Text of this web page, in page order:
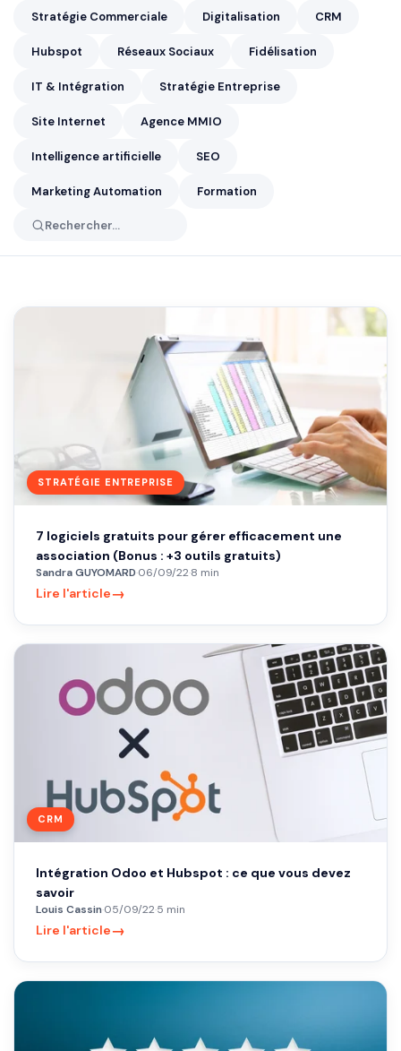
Stratégie Commerciale Digitalisation CRM
Hubspot Réseaux Sociaux Fidélisation
IT & Intégration Stratégie Entreprise
Site Internet Agence MMIO
Intelligence artificielle SEO
Marketing Automation Formation
Rechercher
STRATÉGIE ENTREPRISE
7 logiciels gratuits pour gérer efficacement une
association (Bonus : +3 outils gratuits)
Sandra GUYOMARD·06/09/22·8 min
Lire l'article→
CRM
Intégration Odoo et Hubspot : ce que vous devez
savoir
Louis Cassin·05/09/22·5 min
Lire l'article→